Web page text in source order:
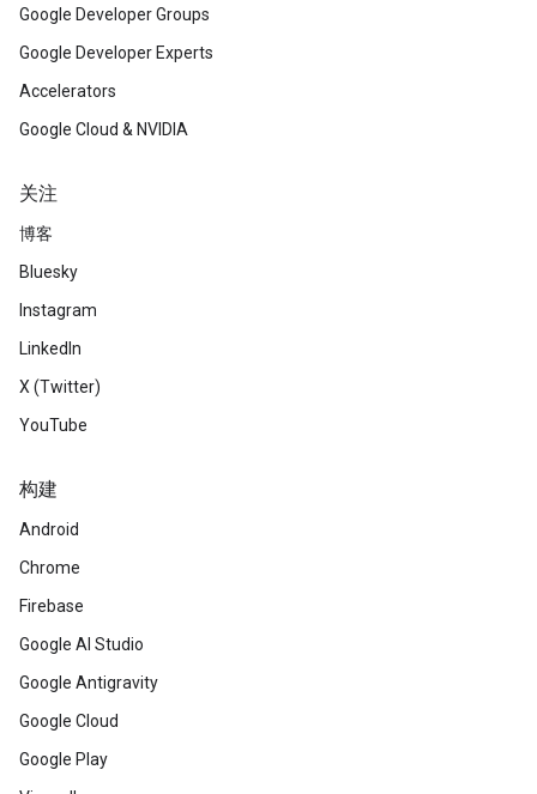
Google Developer Groups
Google Developer Experts
Accelerators
Google Cloud & NVIDIA
关注
博客
Bluesky
Instagram
LinkedIn
X (Twitter)
YouTube
构建
Android
Chrome
Firebase
Google AI Studio
Google Antigravity
Google Cloud
Google Play